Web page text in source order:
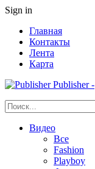
Sign in
Главная
Контакты
Лента
Карта
Publisher -
Видео
Все
Fashion
Playboy